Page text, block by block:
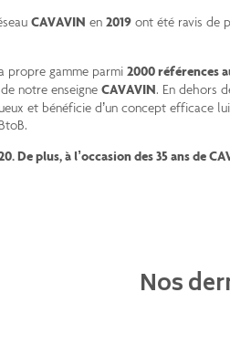
CAVAVIN en2019 ont été ravis de
propre gamme parmi2000 références
notre enseigneCAVAVIN. En dehors
et bénéficie d’un concept efficace
De plus, à l’occasion des 35 ans de
Nos